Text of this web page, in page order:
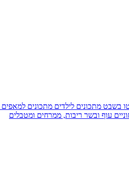
בשבט מתכונים לילדים מתכונים למאפים
עוף ובשר ריבות, ממרחים ומטבלים